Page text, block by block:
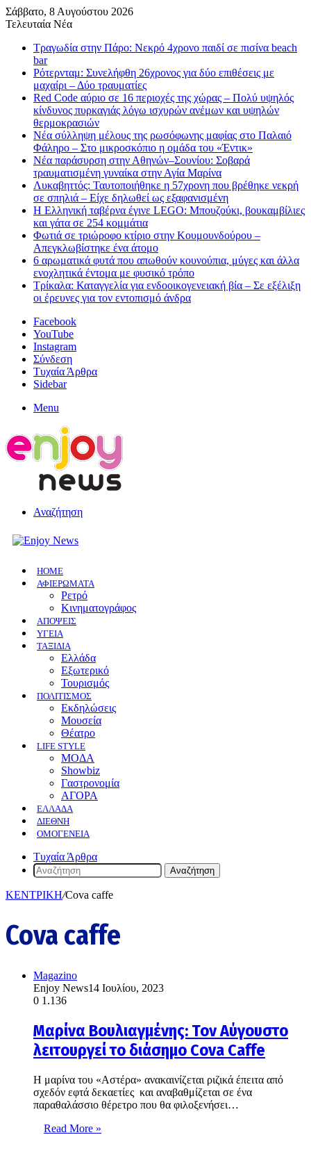
Σάββατο, 8 Αυγούστου 2026
Τελευταία Νέα
Τραγωδία στην Πάρο: Νεκρό 4χρονο παιδί σε πισίνα beach
bar
Ρότερνταμ: Συνελήφθη 26χρονος για δύο επιθέσεις με
μαχαίρι – Δύο τραυματίες
Red Code αύριο σε 16 περιοχές της χώρας – Πολύ υψηλός
κίνδυνος πυρκαγιάς λόγω ισχυρών ανέμων και υψηλών
θερμοκρασιών
Νέα σύλληψη μέλους της ρωσόφωνης μαφίας στο Παλαιό
Φάληρο – Στο μικροσκόπιο η ομάδα του «Έντικ»
Νέα παράσυρση στην Αθηνών–Σουνίου: Σοβαρά
τραυματισμένη γυναίκα στην Αγία Μαρίνα
Λυκαβηττός: Ταυτοποιήθηκε η 57χρονη που βρέθηκε νεκρή
σε σπηλιά – Είχε δηλωθεί ως εξαφανισμένη
H Ελληνική ταβέρνα έγινε LEGO: Μπουζούκι, βουκαμβίλιες
και γάτα σε 254 κομμάτια
Φωτιά σε τριώροφο κτίριο στην Κουμουνδούρου –
Απεγκλωβίστηκε ένα άτομο
6 αρωματικά φυτά που απωθούν κουνούπια, μύγες και άλλα
ενοχλητικά έντομα με φυσικό τρόπο
Τρίκαλα: Καταγγελία για ενδοοικογενειακή βία – Σε εξέλιξη
οι έρευνες για τον εντοπισμό άνδρα
Facebook
YouTube
Instagram
Σύνδεση
Τυχαία Άρθρα
Sidebar
Menu
Αναζήτηση
HOME
ΑΦΙΕΡΩΜΑΤΑ
Ρετρό
Κινηματογράφος
ΑΠΟΨΕΙΣ
ΥΓΕΙΑ
ΤΑΞΙΔΙΑ
Ελλάδα
Εξωτερικό
Τουρισμός
ΠΟΛΙΤΙΣΜΟΣ
Eκδηλώσεις
Mουσεία
Θέατρο
LIFE STYLE
ΜΟΔΑ
Showbiz
Γαστρονομία
ΑΓΟΡΑ
ΕΛΛΆΔΑ
ΔΙΕΘΝΉ
ΟΜΟΓΈΝΕΙΑ
Τυχαία Άρθρα
Αναζήτηση
ΚΕΝΤΡΙΚΗ/Cova caffe
Cova caffe
Magazino
Enjoy News14 Ιουλίου, 2023
0 1.136
Μαρίνα Βουλιαγμένης: Τον Αύγουστο
λειτουργεί το διάσημο Cova Caffe
Η μαρίνα του «Αστέρα» ανακαινίζεται ριζικά έπειτα από
σχεδόν εφτά δεκαετίες και αναβαθμίζεται σε ένα
παραθαλάσσιο θέρετρο που θα φιλοξενήσει…
Read More »